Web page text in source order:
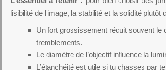
lisibilité de l’image, la stabilité et la solidité
Un fort grossissement réduit souvent le
tremblements.
Le diamètre de l’objectif influence la
L’étanchéité est utile si tu chasses par